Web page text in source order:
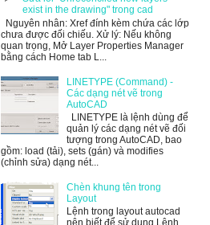
exist in the drawing" trong cad
Nguyên nhân: Xref đính kèm chứa các lớp
chưa được đối chiếu. Xử lý: Nếu không
quan trọng, Mở Layer Properties Manager
bằng cách Home tab L...
LINETYPE (Command) -
Các dạng nét vẽ trong
AutoCAD
LINETYPE là lệnh dùng để
quản lý các dạng nét vẽ đối
tượng trong AutoCAD, bao
gồm: load (tải), sets (gán) và modifies
(chỉnh sửa) dạng nét...
Chèn khung tên trong
Layout
Lệnh trong layout autocad
nên biết để sử dụng Lệnh